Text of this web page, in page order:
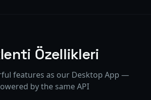
Özellikleri
features as our Desktop App —
by the same API